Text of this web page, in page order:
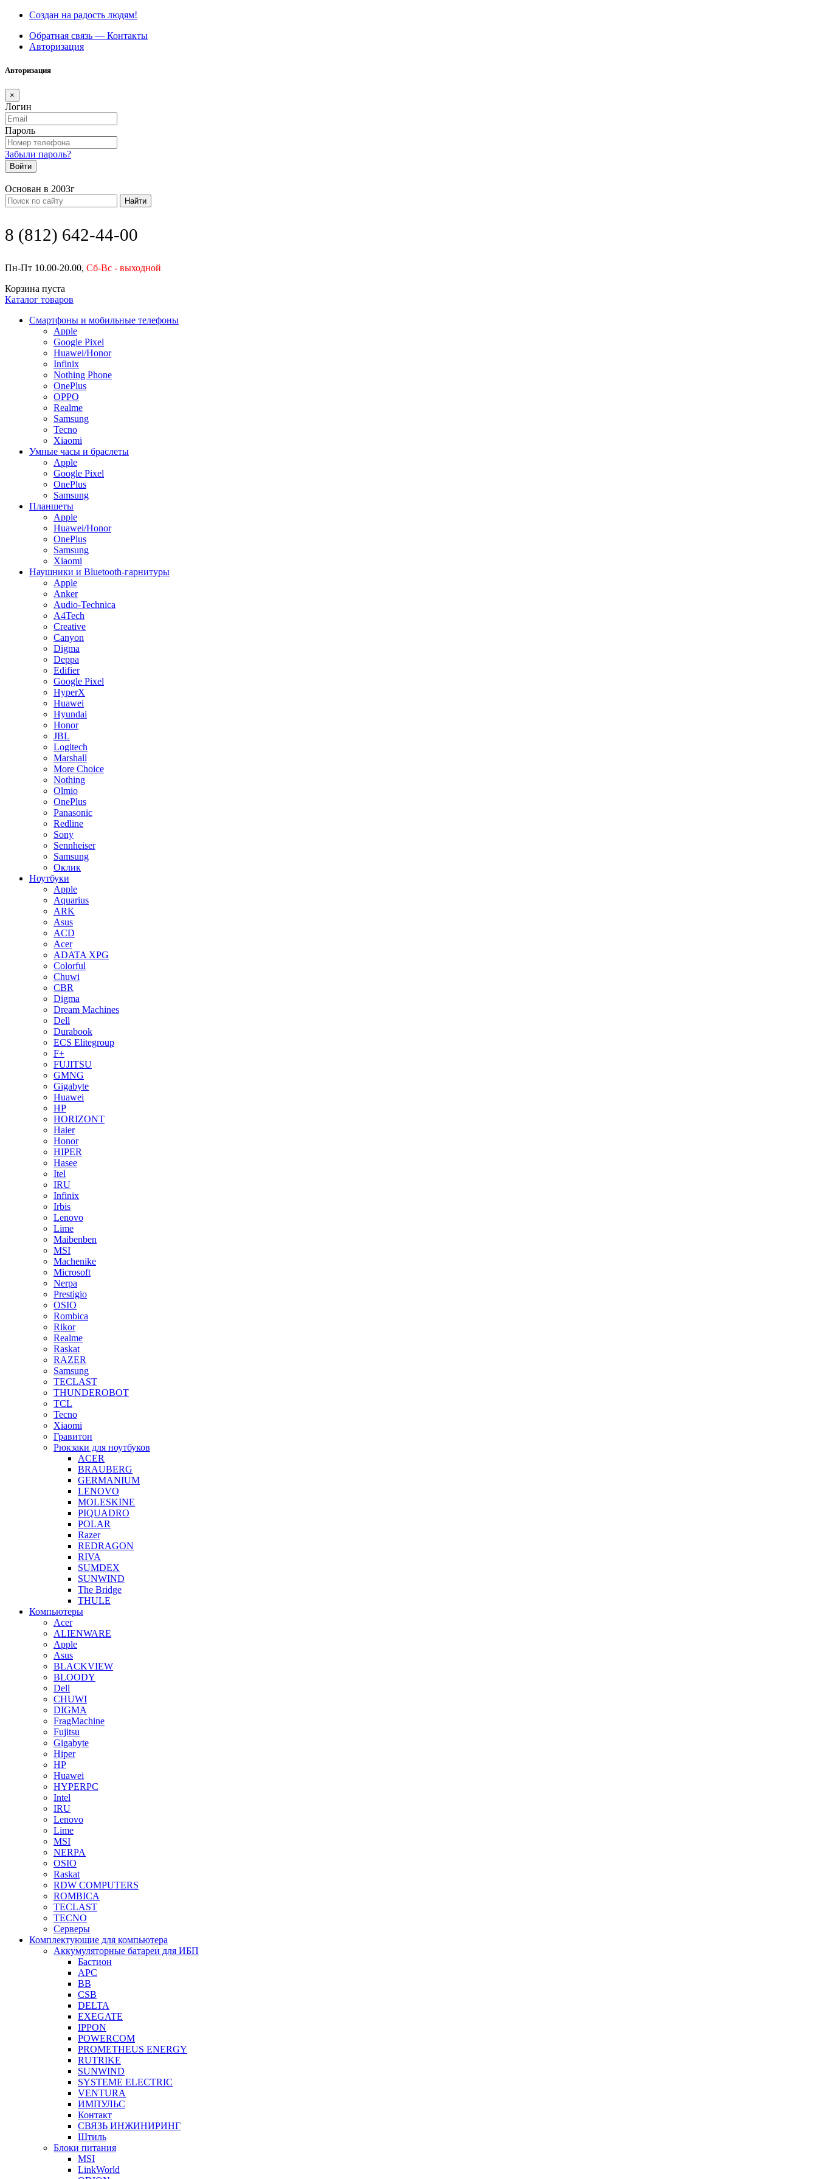
Создан на радость людям!
Обратная связь — Контакты
Авторизация
Авторизация
×
Логин
Пароль
Забыли пароль?
Войти
Основан в 2003г
Найти
8 (812) 642-44-00
Пн-Пт 10.00-20.00, Сб-Вс - выходной
Корзина пуста
Каталог товаров
Смартфоны и мобильные телефоны
Apple
Google Pixel
Huawei/Honor
Infinix
Nothing Phone
OnePlus
OPPO
Realme
Samsung
Tecno
Xiaomi
Умные часы и браслеты
Apple
Google Pixel
OnePlus
Samsung
Планшеты
Apple
Huawei/Honor
OnePlus
Samsung
Xiaomi
Наушники и Bluetooth-гарнитуры
Apple
Anker
Audio-Technica
A4Tech
Creative
Canyon
Digma
Deppa
Edifier
Google Pixel
HyperX
Huawei
Hyundai
Honor
JBL
Logitech
Marshall
More Choice
Nothing
Olmio
OnePlus
Panasonic
Redline
Sony
Sennheiser
Samsung
Оклик
Ноутбуки
Apple
Aquarius
ARK
Asus
ACD
Acer
ADATA XPG
Colorful
Chuwi
CBR
Digma
Dream Machines
Dell
Durabook
ECS Elitegroup
F+
FUJITSU
GMNG
Gigabyte
Huawei
HP
HORIZONT
Haier
Honor
HIPER
Hasee
Itel
IRU
Infinix
Irbis
Lenovo
Lime
Maibenben
MSI
Machenike
Microsoft
Nerpa
Prestigio
OSIO
Rombica
Rikor
Realme
Raskat
RAZER
Samsung
TECLAST
THUNDEROBOT
TCL
Tecno
Xiaomi
Гравитон
Рюкзаки для ноутбуков
ACER
BRAUBERG
GERMANIUM
LENOVO
MOLESKINE
PIQUADRO
POLAR
Razer
REDRAGON
RIVA
SUMDEX
SUNWIND
The Bridge
THULE
Компьютеры
Acer
ALIENWARE
Apple
Asus
BLACKVIEW
BLOODY
Dell
CHUWI
DIGMA
FragMachine
Fujitsu
Gigabyte
Hiper
HP
Huawei
HYPERPC
Intel
IRU
Lenovo
Lime
MSI
NERPA
OSIO
Raskat
RDW COMPUTERS
ROMBICA
TECLAST
TECNO
Серверы
Комплектующие для компьютера
Аккумуляторные батареи для ИБП
Бастион
APC
BB
CSB
DELTA
EXEGATE
IPPON
POWERCOM
PROMETHEUS ENERGY
RUTRIKE
SUNWIND
SYSTEME ELECTRIC
VENTURA
ИМПУЛЬС
Контакт
СВЯЗЬ ИНЖИНИРИНГ
Штиль
Блоки питания
MSI
LinkWorld